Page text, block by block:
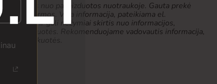
tiek skirtis nuo pavaizduotos nuotraukoje. Gauta prekė
formos. Visa informacija, pateikiama el.
pobūdžio ir gali nežymiai skirtis nuo informacijos,
pakuotės. Rekomenduojame vadovautis informacija,
ar pakuotės.